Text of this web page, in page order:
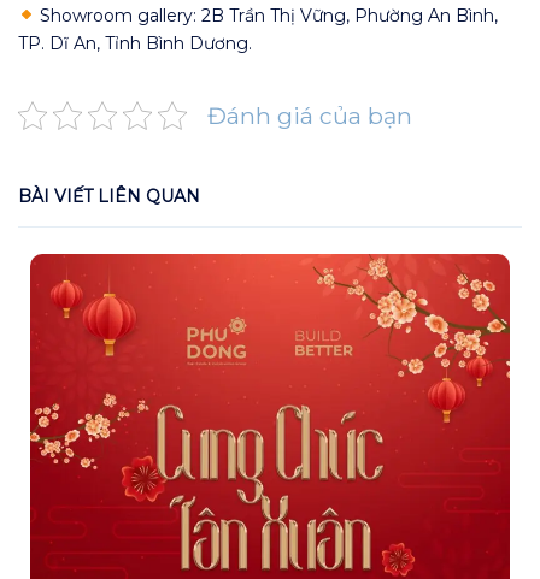
Showroom gallery: 2B Trần Thị Vững, Phường An Bình,
TP. Dĩ An, Tỉnh Bình Dương.
Đánh giá của bạn
BÀI VIẾT LIÊN QUAN